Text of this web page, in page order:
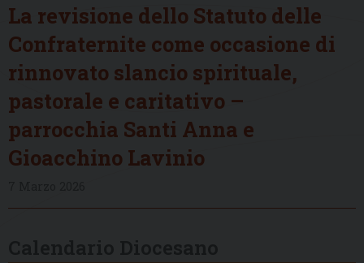
La revisione dello Statuto delle
Confraternite come occasione di
rinnovato slancio spirituale,
pastorale e caritativo –
parrocchia Santi Anna e
Gioacchino Lavinio